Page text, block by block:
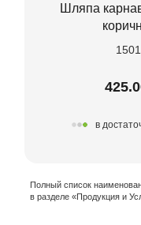
Шляпа
в
Полный список
в разделе «Продукция и